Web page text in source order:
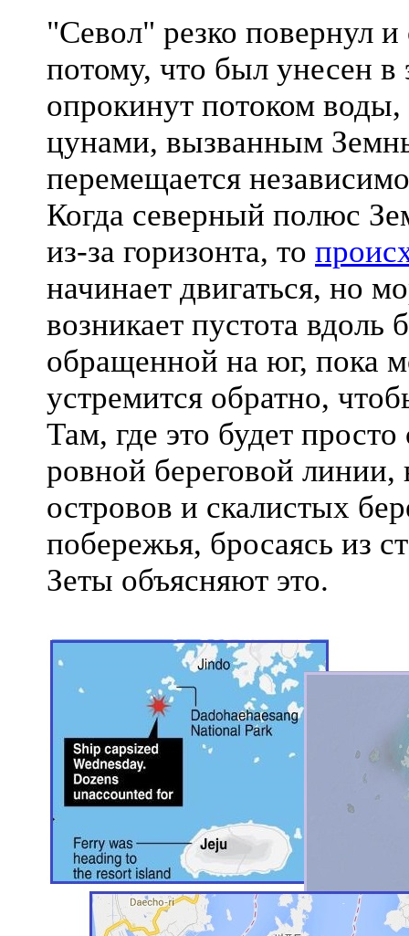
"Севол" резко повернул и
потому, что был унесен в
опрокинут потоком
цунами, вызванным
перемещается
Когда северный полюс
из-за горизонта, то
начинает двигаться, но
возникает пустота вдоль
обращенной на юг, пока
устремится обратно,
Там, где это будет
ровной береговой
островов и скалистых
побережья, бросаясь из
Зеты объясняют это.